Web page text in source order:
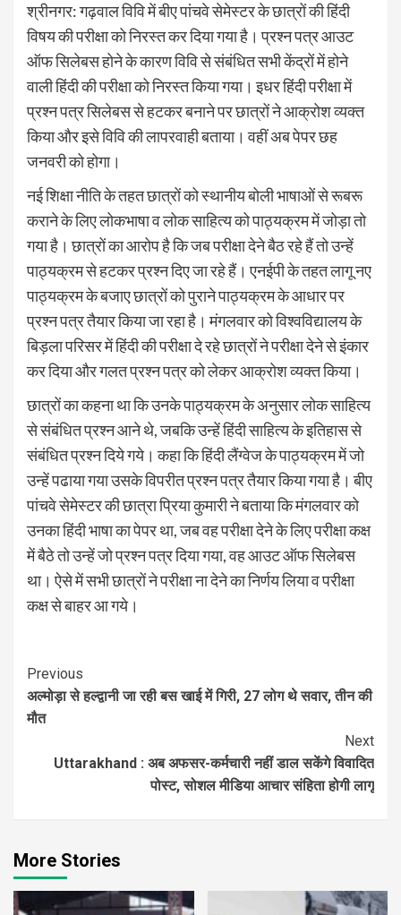
श्रीनगर: गढ़वाल विवि में बीए पांचवे सेमेस्टर के छात्रों की हिंदी
विषय की परीक्षा को निरस्त कर दिया गया है। प्रश्न पत्र आउट
ऑफ सिलेबस होने के कारण विवि से संबंधित सभी केंद्रों में होने
वाली हिंदी की परीक्षा को निरस्त किया गया। इधर हिंदी परीक्षा में
प्रश्न पत्र सिलेबस से हटकर बनाने पर छात्रों ने आक्रोश व्यक्त
किया और इसे विवि की लापरवाही बताया। वहीं अब पेपर छह
जनवरी को होगा।
नई शिक्षा नीति के तहत छात्रों को स्थानीय बोली भाषाओं से रूबरू
कराने के लिए लोकभाषा व लोक साहित्य को पाठ्यक्रम में जोड़ा तो
गया है। छात्रों का आरोप है कि जब परीक्षा देने बैठ रहे हैं तो उन्हें
पाठ्यक्रम से हटकर प्रश्न दिए जा रहे हैं। एनईपी के तहत लागू नए
पाठ्यक्रम के बजाए छात्रों को पुराने पाठ्यक्रम के आधार पर
प्रश्न पत्र तैयार किया जा रहा है। मंगलवार को विश्वविद्यालय के
बिड़ला परिसर में हिंदी की परीक्षा दे रहे छात्रों ने परीक्षा देने से इंकार
कर दिया और गलत प्रश्न पत्र को लेकर आक्रोश व्यक्त किया।
छात्रों का कहना था कि उनके पाठ्यक्रम के अनुसार लोक साहित्य
से संबंधित प्रश्न आने थे, जबकि उन्हें हिंदी साहित्य के इतिहास से
संबंधित प्रश्न दिये गये। कहा कि हिंदी लैंग्वेज के पाठ्यक्रम में जो
उन्हें पढाया गया उसके विपरीत प्रश्न पत्र तैयार किया गया है। बीए
पांचवे सेमेस्टर की छात्रा प्रिया कुमारी ने बताया कि मंगलवार को
उनका हिंदी भाषा का पेपर था, जब वह परीक्षा देने के लिए परीक्षा कक्ष
में बैठे तो उन्हें जो प्रश्न पत्र दिया गया, वह आउट ऑफ सिलेबस
था। ऐसे में सभी छात्रों ने परीक्षा ना देने का निर्णय लिया व परीक्षा
कक्ष से बाहर आ गये।
Continue
Reading
Previous
अल्मोड़ा से हल्द्वानी जा रही बस खाई में गिरी, 27 लोग थे सवार, तीन की
मौत
Next
Uttarakhand : अब अफसर-कर्मचारी नहीं डाल सकेंगे विवादित
पोस्ट, सोशल मीडिया आचार संहिता होगी लागू
More Stories